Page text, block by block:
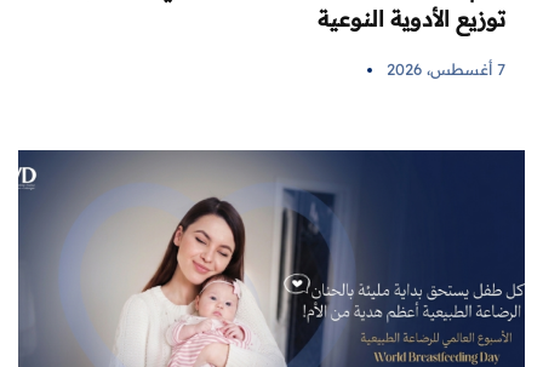
توزيع الأدوية النوعية
7 أغسطس، 2026